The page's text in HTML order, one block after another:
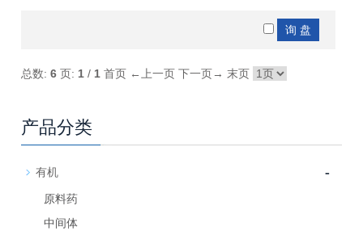
总数:6 页: 1 / 1 首页 ←上一页 下一页→ 末页
产品分类
有机 -
原料药
中间体